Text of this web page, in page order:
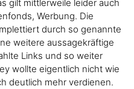
gilt mittlerweile leider auch
Werbung. Die
durch so genannte
weitere aussagekräftige
Links und so weiter
wollte eigentlich nicht wie
deutlich mehr verdienen.